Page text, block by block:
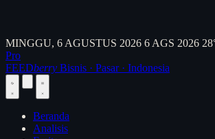
MINGGU, 6 AGUSTUS 2026 6 AGS 2026
Pro
FEEDberry Bisnis · Pasar · Indonesia
Beranda
Analisis